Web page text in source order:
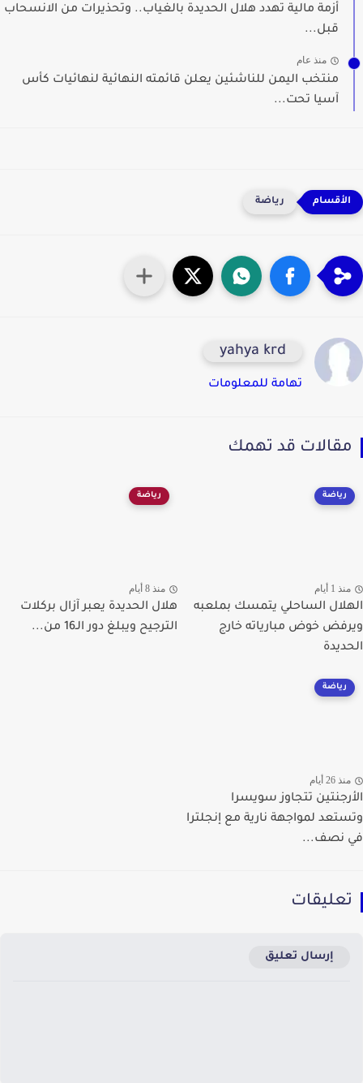
أزمة مالية تهدد هلال الحديدة بالغياب.. وتحذيرات من الانسحاب
قبل...
منذ عام
منتخب اليمن للناشئين يعلن قائمته النهائية لنهائيات كأس
آسيا تحت...
رياضة
yahya krd
تهامة للمعلومات
قد تهمك
رياضة
1 أيام
الساحلي يتمسك بملعبه
خوض مبارياته خارج
رياضة
منذ 8 أيام
هلال الحديدة يعبر آزال بركلات
الترجيح ويبلغ دور الـ16 من...
رياضة
26 أيام
تتجاوز سويسرا
لمواجهة نارية مع إنجلترا
نصف...
إرسال تعليق